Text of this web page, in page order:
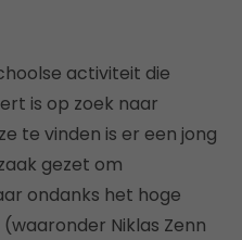
activiteit die
is op zoek naar
te vinden is er een jong
gezet om
ondanks het hoge
Niklas Zenn